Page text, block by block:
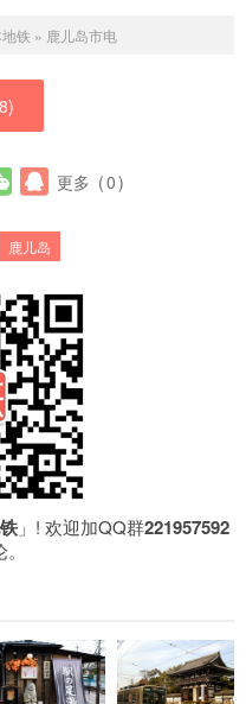
铁 » 鹿儿岛市电
8)
更多 (0)
鹿儿岛
」! 欢迎加QQ群221957592